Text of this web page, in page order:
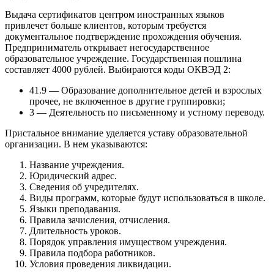
Выдача сертификатов центром иностранных языков
привлечет больше клиентов, которым требуется
документальное подтверждение прохождения обучения.
Предприниматель открывает негосударственное
образовательное учреждение. Государственная пошлина
составляет 4000 рублей. Выбираются коды ОКВЭД 2:
41.9 — Образование дополнительное детей и взрослых
прочее, не включенное в другие группировки;
3 — Деятельность по письменному и устному переводу.
Пристальное внимание уделяется уставу образовательной
организации. В нем указываются:
Название учреждения.
Юридический адрес.
Сведения об учредителях.
Виды программ, которые будут использоваться в школе.
Языки преподавания.
Правила зачисления, отчисления.
Длительность уроков.
Порядок управления имуществом учреждения.
Правила подбора работников.
Условия проведения ликвидации.